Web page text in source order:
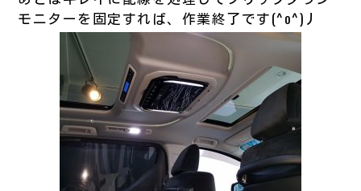
モニターを固定すれば、作業終了です(^o^)丿